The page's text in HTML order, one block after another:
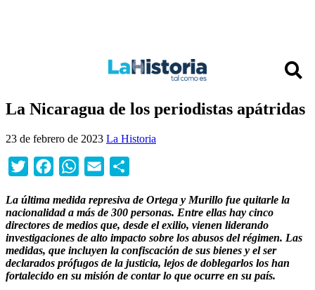
La Nicaragua de los periodistas apátridas
23 de febrero de 2023 La Historia
Twitter FacebookWhatsApp
Email
La última medida represiva de Ortega y Murillo fue quitarle la
nacionalidad a más de 300 personas. Entre ellas hay cinco
directores de medios que, desde el exilio, vienen liderando
investigaciones de alto impacto sobre los abusos del régimen. Las
medidas, que incluyen la confiscación de sus bienes y el ser
declarados prófugos de la justicia, lejos de doblegarlos los han
fortalecido en su misión de contar lo que ocurre en su país.